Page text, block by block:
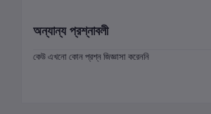
অন্যান্য প্রশ্নাবলী
কেউ এখনো কোন প্রশ্ন জিজ্ঞাসা করেননি